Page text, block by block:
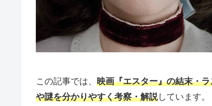
この記事では、 映画『エスター』の結末・
や謎を分かりやすく考察・解説しています。